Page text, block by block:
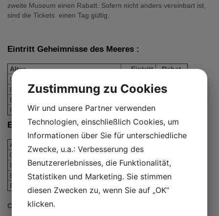
zweite Museum einen Rabatt. Sofern nicht anders vereinbart ist,
sind die Tickets einen Tag gültig.
Eintritt Geheimnisse des Meeres :
Alter EintrittRabat
0-7 jahre:
8-17 jahre:
Kr. 80
Kr. 55
Erwachsen:
Ruheständler (67+):
Kr. 145
Eintritt Sea War Museum :
Alter Eintritt
0-7 jahre::
frei
8-17 jahre:
Kr. 50Kr. 25
Erwachsen:
Kr.100Kr. 75
Ruheständler (67+):
Kr. 85 Kr. 60
Contact:
Zustimmung zu Cookies
Wir und unsere Partner verwenden
Technologien, einschließlich Cookies, um
Informationen über Sie für unterschiedliche
Zwecke, u.a.: Verbesserung des
Benutzererlebnisses, die Funktionalität,
Statistiken und Marketing. Sie stimmen
diesen Zwecken zu, wenn Sie auf „OK“
klicken.